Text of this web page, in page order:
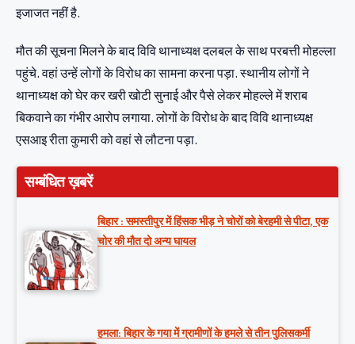
इजाजत नहीं है.
मौत की सूचना मिलने के बाद विवि थानाध्यक्ष दलबल के साथ परबत्ती मोहल्ला
पहुंचे. वहां उन्हें लोगों के विरोध का सामना करना पड़ा. स्थानीय लोगों ने
थानाध्यक्ष को घेर कर खरी खोटी सुनाई और पैसे लेकर मोहल्ले में शराब
बिकवाने का गंभीर आरोप लगाया. लोगों के विरोध के बाद विवि थानाध्यक्ष
एसआइ रीता कुमारी को वहां से लौटना पड़ा.
सम्बंधित ख़बरें
बिहार : समस्तीपुर में हिंसक भीड़ ने चोरों को बेरहमी से पीटा, एक
चोर की मौत दो अन्य घायल
हमला: बिहार के गया में ग्रामीणों के हमले से तीन पुलिसकर्मी